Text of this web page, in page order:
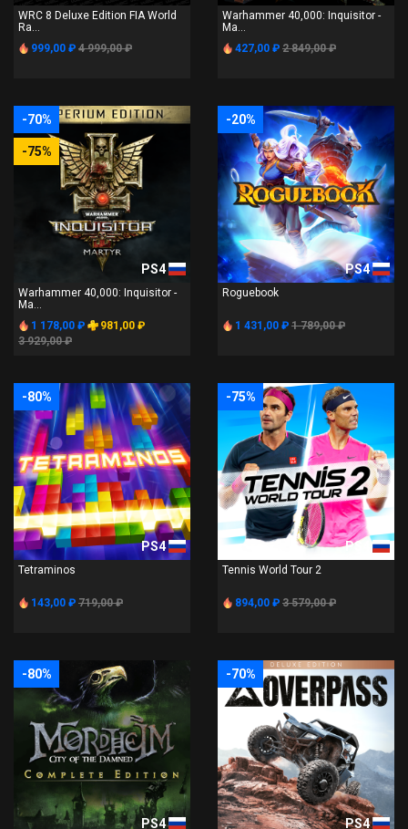
WRC 8 Deluxe Edition FIA World
Ra...
999,00 ₽ 4 999,00 ₽
Warhammer 40,000: Inquisitor -
Ma...
427,00 ₽ 2 849,00 ₽
-70%
-75%
PS4
Warhammer 40,000: Inquisitor -
Ma...
1 178,00 ₽
981,00 ₽
3 929,00 ₽
-20%
PS4
Roguebook
1 431,00 ₽ 1 789,00 ₽
-80%
PS4
Tetraminos
143,00 ₽ 719,00 ₽
-75%
PS4
Tennis World Tour 2
894,00 ₽ 3 579,00 ₽
-80%
PS4
-70%
PS4